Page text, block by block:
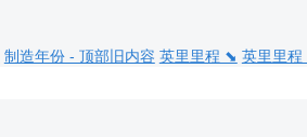
制造年份 - 顶部旧内容 英里里程 ⬊ 英里里